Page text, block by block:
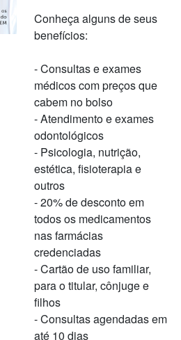
Conheça alguns de seus
benefícios:
- Consultas e exames
médicos com preços que
cabem no bolso
- Atendimento e exames
odontológicos
- Psicologia, nutrição,
estética, fisioterapia e
outros
- 20% de desconto em
todos os medicamentos
nas farmácias
credenciadas
- Cartão de uso familiar,
para o titular, cônjuge e
filhos
- Consultas agendadas em
até 10 dias